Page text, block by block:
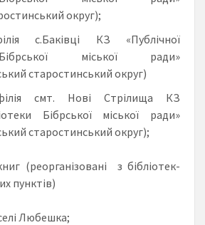
округ);
філія с.Баківці КЗ «Публічної
міської ради»
старостинський округ)
філія смт. Нові Стрілища КЗ
Бібрської міської ради»
старостинський округ);
(реорганізовані з бібліотек-
пунктів)
Любешка;